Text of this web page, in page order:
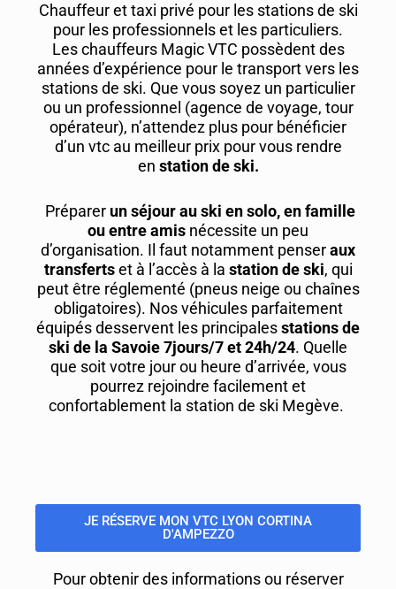
Chauffeur et taxi privé pour les stations de ski
pour les professionnels et les particuliers.
Les chauffeurs Magic VTC possèdent des
années d’expérience pour le transport vers les
stations de ski. Que vous soyez un particulier
ou un professionnel (agence de voyage, tour
opérateur), n’attendez plus pour bénéficier
d’un vtc au meilleur prix pour vous rendre
en station de ski.
Préparer un séjour au ski en solo, en famille
ou entre amis nécessite un peu
d’organisation. Il faut notamment penseraux
transfertset à l’accès à la station de ski, qui
peut être réglementé (pneus neige ou chaînes
obligatoires). Nos véhicules parfaitement
équipés desservent les principalesstations de
ski de la Savoie 7jours/7 et 24h/24. Quelle
que soit votre jour ou heure d’arrivée, vous
pourrez rejoindre facilement et
confortablement la station de ski Megève.
JE RÉSERVE MON VTC LYON CORTINA
D'AMPEZZO
Pour obtenir des informations ou réserver